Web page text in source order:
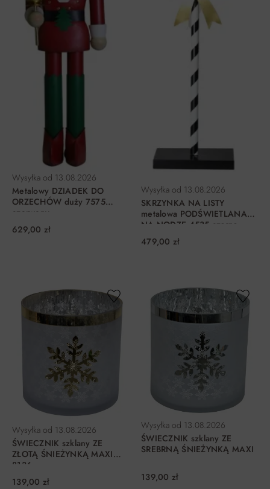
Wysyłka od 13.08.2026
Metalowy DZIADEK DO
ORZECHÓW duży 7575
czerwony
629,00 zł
Wysyłka od 13.08.2026
SKRZYNKA NA LISTY
metalowa PODŚWIETLANA
NA NODZE 4535 czarna
479,00 zł
Wysyłka od 13.08.2026
ŚWIECZNIK szklany ZE
ZŁOTĄ ŚNIEŻYNKĄ MAXI
8136
139,00 zł
Wysyłka od 13.08.2026
ŚWIECZNIK szklany ZE
SREBRNĄ ŚNIEŻYNKĄ MAXI
139,00 zł